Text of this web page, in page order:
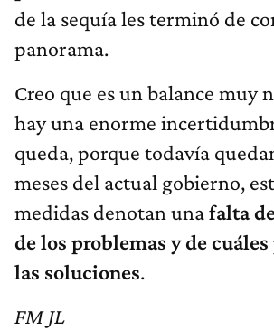
de la sequía les terminó de
panorama.
Creo que es un balance muy
hay una enorme
queda, porque todavía
meses del actual gobierno,
medidas denotan unafalta
de los problemas y de
las soluciones.
FM JL